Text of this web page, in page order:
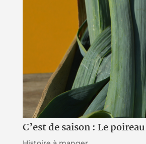
C’est de saison : Le poireau